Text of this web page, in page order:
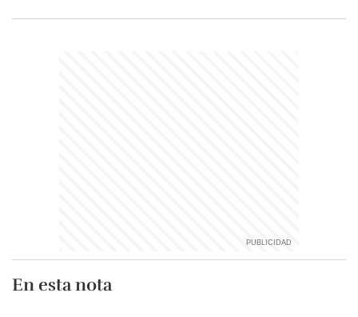
En esta nota